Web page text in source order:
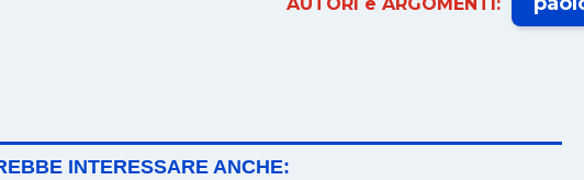
AUTORI e ARGOMENTI:
INTERESSARE ANCHE: